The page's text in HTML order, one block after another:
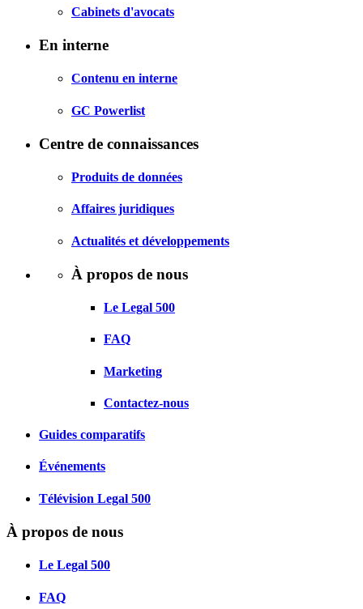
Cabinets d'avocats
En interne
Contenu en interne
GC Powerlist
Centre de connaissances
Produits de données
Affaires juridiques
Actualités et développements
À propos de nous
Le Legal 500
FAQ
Marketing
Contactez-nous
Guides comparatifs
Événements
Télévision Legal 500
À propos de nous
Le Legal 500
FAQ